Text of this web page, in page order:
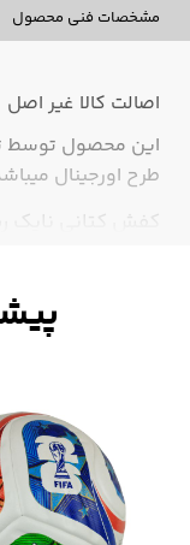
مشخصات فنی محصول
اصالت کالا غیر اصل
این محصول توسط
طرح اورجینال
کفش کتانی نایک
با رنگ جذابش